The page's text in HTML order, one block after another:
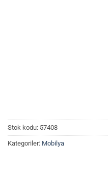
Stok kodu: 57408
Kategoriler: Mobilya